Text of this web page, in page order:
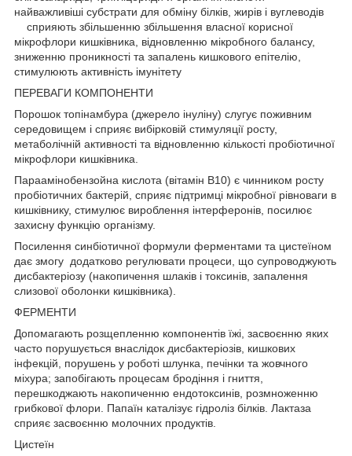
найважливіші субстрати для обміну білків, жирів і вуглеводів
сприяють збільшенню збільшення власної корисної
мікрофлори кишківника, відновленню мікробного балансу,
зниженню проникності та запалень кишкового епітелію,
стимулюють активність імунітету
ПЕРЕВАГИ КОМПОНЕНТИ
Порошок топінамбура (джерело інуліну) слугує поживним
середовищем і сприяє вибірковій стимуляції росту,
метаболічній активності та відновленню кількості пробіотичної
мікрофлори кишківника.
Параамінобензойна кислота (вітамін B10) є чинником росту
пробіотичних бактерій, сприяє підтримці мікробної рівноваги в
кишківнику, стимулює вироблення інтерферонів, посилює
захисну функцію організму.
Посилення синбіотичної формули ферментами та цистеїном
дає змогу додатково регулювати процеси, що супроводжують
дисбактеріозу (накопичення шлаків і токсинів, запалення
слизової оболонки кишківника).
ФЕРМЕНТИ
Допомагають розщепленню компонентів їжі, засвоєнню яких
часто порушується внаслідок дисбактеріозів, кишкових
інфекцій, порушень у роботі шлунка, печінки та жовчного
міхура; запобігають процесам бродіння і гниття,
перешкоджають накопиченню ендотоксинів, розмноженню
грибкової флори. Папаїн каталізує гідроліз білків. Лактаза
сприяє засвоєнню молочних продуктів.
Цистеїн